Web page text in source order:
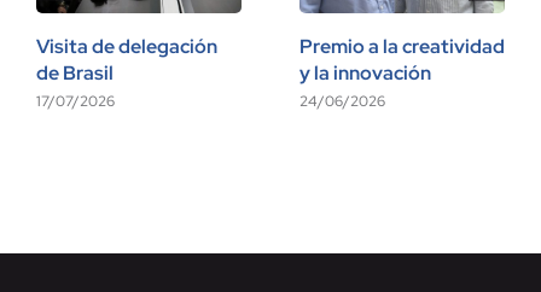
Visita de delegación
de Brasil
17/07/2026
Premio a la creatividad
y la innovación
24/06/2026